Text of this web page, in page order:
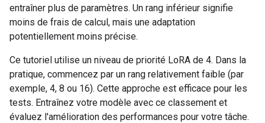
entraîner plus de paramètres. Un rang inférieur signifie
moins de frais de calcul, mais une adaptation
potentiellement moins précise.
Ce tutoriel utilise un niveau de priorité LoRA de 4. Dans la
pratique, commencez par un rang relativement faible (par
exemple, 4, 8 ou 16). Cette approche est efficace pour les
tests. Entraînez votre modèle avec ce classement et
évaluez l'amélioration des performances pour votre tâche.